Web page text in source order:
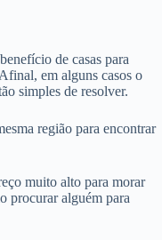
de casas para
em alguns casos o
simples de resolver.
região para encontrar
muito alto para morar
procurar alguém para